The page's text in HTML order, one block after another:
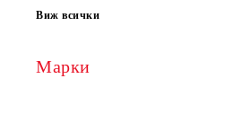
Виж всички
Марки